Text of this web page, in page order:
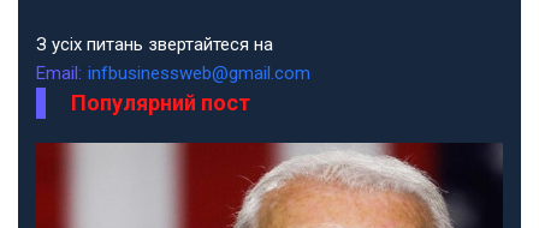
З усіх питань звертайтеся на
Email: infbusinessweb@gmail.com
Популярний пост